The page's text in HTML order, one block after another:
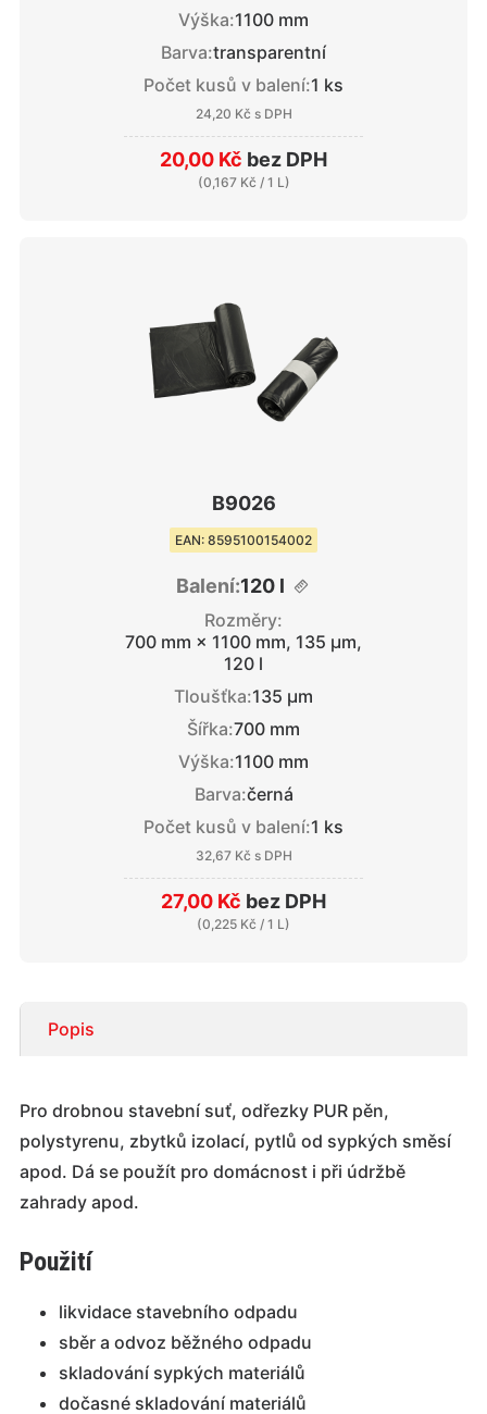
Popis
Pro drobnou stavební suť, odřezky PUR pěn,
polystyrenu, zbytků izolací, pytlů od sypkých směsí
apod. Dá se použít pro domácnost i při údržbě
zahrady apod.
Použití
likvidace stavebního odpadu
sběr a odvoz běžného odpadu
skladování sypkých materiálů
dočasné skladování materiálů
Výška:1100 mm
Barva:transparentní
Počet kusů v balení:1 ks
24,20 Kč s DPH
20,00 Kč bez DPH
(0,167 Kč / 1 L)
B9026
EAN: 8595100154002
Balení:120 l
Rozměry:
700 mm × 1100 mm, 135 μm,
120 l
Tloušťka:135 μm
Šířka:700 mm
Výška:1100 mm
Barva:černá
Počet kusů v balení:1 ks
32,67 Kč s DPH
27,00 Kč bez DPH
(0,225 Kč / 1 L)